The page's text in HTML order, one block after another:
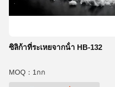
ซิลิก้าที่ระเหยจากน้ํา HB-132
MOQ：1กก